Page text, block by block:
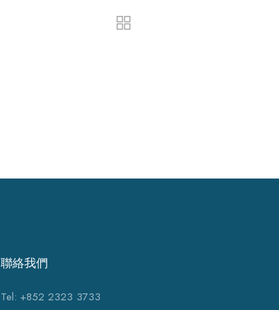
聯絡我們
Tel: +852 2323 3733